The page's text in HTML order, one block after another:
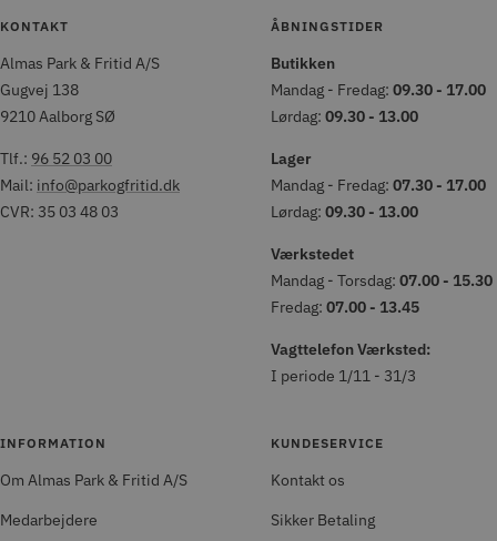
KONTAKT
Almas Park & Fritid A/S
Gugvej 138
9210 Aalborg SØ
Tlf.: 96 52 03 00
Mail: info@parkogfritid.dk
CVR: 35 03 48 03
ÅBNINGSTIDER
Butikken
Mandag - Fredag: 09.30 - 17.00
Lørdag: 09.30 - 13.00
Lager
Mandag - Fredag: 07.30 - 17.00
Lørdag: 09.30 - 13.00
Værkstedet
Mandag - Torsdag: 07.00 - 15.30
Fredag: 07.00 - 13.45
Vagttelefon Værksted:
I periode 1/11 - 31/3
INFORMATION
Om Almas Park & Fritid A/S
Medarbejdere
KUNDESERVICE
Kontakt os
Sikker Betaling